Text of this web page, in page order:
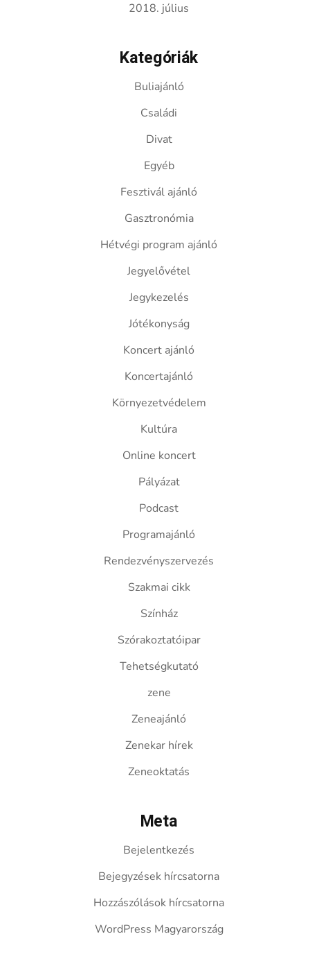
2018. július
Kategóriák
Buliajánló
Családi
Divat
Egyéb
Fesztivál ajánló
Gasztronómia
Hétvégi program ajánló
Jegyelővétel
Jegykezelés
Jótékonyság
Koncert ajánló
Koncertajánló
Környezetvédelem
Kultúra
Online koncert
Pályázat
Podcast
Programajánló
Rendezvényszervezés
Szakmai cikk
Színház
Szórakoztatóipar
Tehetségkutató
zene
Zeneajánló
Zenekar hírek
Zeneoktatás
Meta
Bejelentkezés
Bejegyzések hírcsatorna
Hozzászólások hírcsatorna
WordPress Magyarország